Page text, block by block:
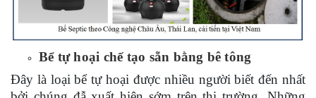
Bể tự hoại chế tạo sẵn bằng bê tông
Đây là loại bể tự hoại được nhiều người biết đến nhất